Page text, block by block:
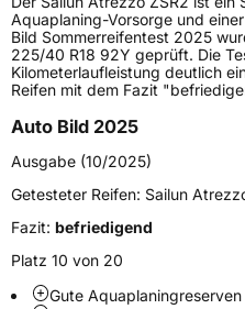
Lastindex84
Höchstlast500 kg
FahrzeugtypPKW
VerwendungSommerreifen
ModellnameAtrezzo ZSR2
FahrzeugartPKW & SUV
Aquaplaning-Vorsorge und
Bild Sommerreifentest 2025
225/40 R18 92Y geprüft. Die
Kilometerlaufleistung deutlich
Reifen mit dem Fazit
Auto Bild 2025
Ausgabe (10/2025)
Getesteter Reifen: Sailun
Fazit: befriedigend
Platz 10 von 20
Gute Aquaplaningreserven